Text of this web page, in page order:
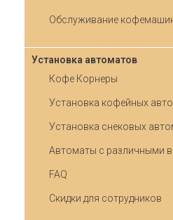
Обслуживание
Установка автоматов
Кофе Корнеры
Установка кофейных
Установка снековых
Автоматы с различными
FAQ
Скидки для сотрудников